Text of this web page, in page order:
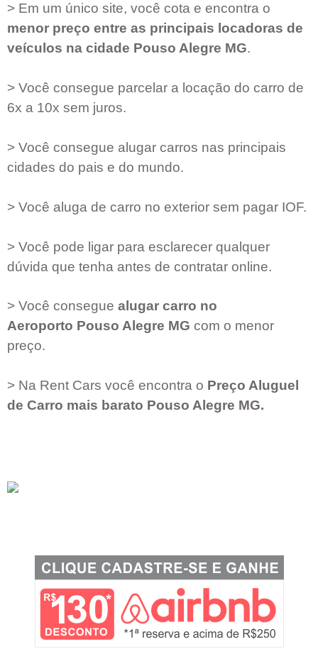
> Em um único site, você cota e encontra o
menor preço entre as principais locadoras de
veículos na cidade Pouso Alegre MG.
> Você consegue parcelar a locação do carro de
6x a 10x sem juros.
> Você consegue alugar carros nas principais
cidades do pais e do mundo.
> Você aluga de carro no exterior sem pagar IOF.
> Você pode ligar para esclarecer qualquer
dúvida que tenha antes de contratar online.
> Você consegue alugar carro no
Aeroporto Pouso Alegre MG com o menor
preço.
> Na Rent Cars você encontra o Preço Aluguel
de Carro mais barato Pouso Alegre MG.